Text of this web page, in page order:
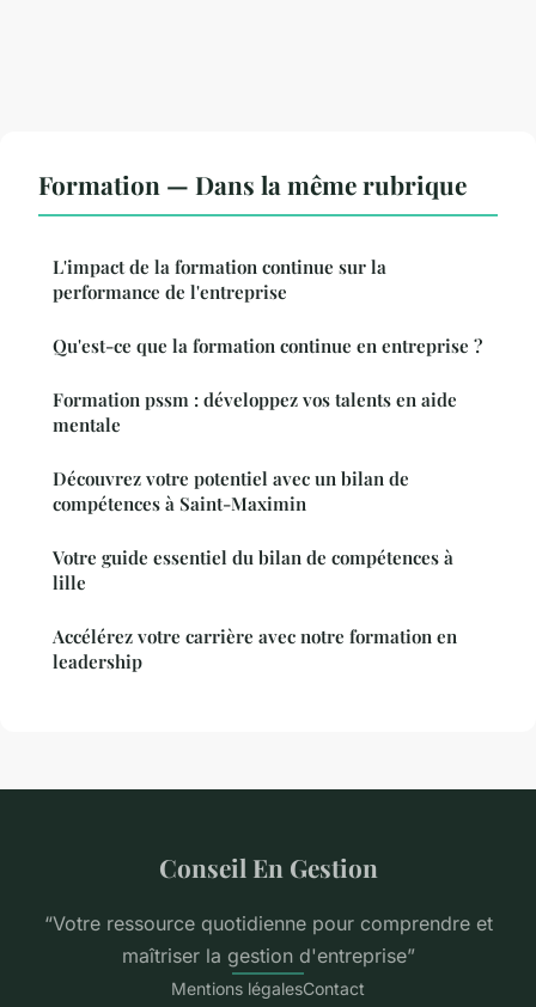
Formation — Dans la même rubrique
L'impact de la formation continue sur la
performance de l'entreprise
Qu'est-ce que la formation continue en entreprise ?
Formation pssm : développez vos talents en aide
mentale
Découvrez votre potentiel avec un bilan de
compétences à Saint-Maximin
Votre guide essentiel du bilan de compétences à
lille
Accélérez votre carrière avec notre formation en
leadership
Conseil En Gestion
“Votre ressource quotidienne pour comprendre et
maîtriser la gestion d'entreprise”
Mentions légalesContact